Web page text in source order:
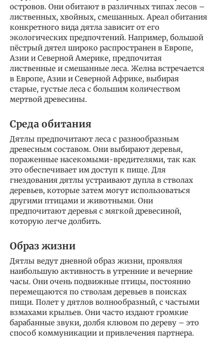
островов. Они обитают в различных типах лесов –
лиственных, хвойных, смешанных. Ареал обитания
конкретного вида дятла зависит от его
экологических предпочтений. Например, большой
пёстрый дятел широко распространен в Европе,
Азии и Северной Америке, предпочитая
лиственные и смешанные леса. Желна встречается
в Европе, Азии и Северной Африке, выбирая
старые, густые леса с большим количеством
мертвой древесины.
Среда обитания
Дятлы предпочитают леса с разнообразным
древесным составом. Они выбирают деревья,
пораженные насекомыми-вредителями, так как
это обеспечивает им доступ к пище. Для
гнездования дятлы устраивают дупла в стволах
деревьев, которые затем могут использоваться
другими птицами и животными. Они
предпочитают деревья с мягкой древесиной,
которую легче долбить.
Образ жизни
Дятлы ведут дневной образ жизни, проявляя
наибольшую активность в утренние и вечерние
часы. Они очень подвижные птицы, постоянно
перемещаются по стволам деревьев в поисках
пищи. Полет у дятлов волнообразный, с частыми
взмахами крыльев. Они часто издают громкие
барабанные звуки, долбя клювом по дереву – это
способ коммуникации и привлечения партнера.